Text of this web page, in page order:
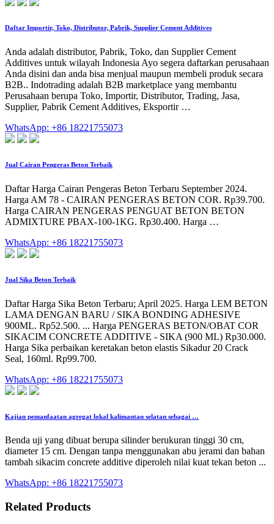
Daftar Importir, Toko, Distributor, Pabrik, Supplier Cement Additives
Anda adalah distributor, Pabrik, Toko, dan Supplier Cement
Additives untuk wilayah Indonesia Ayo segera daftarkan perusahaan
Anda disini dan anda bisa menjual maupun membeli produk secara
B2B.. Indotrading adalah B2B marketplace yang membantu
Perusahaan berupa Toko, Importir, Distributor, Trading, Jasa,
Supplier, Pabrik Cement Additives, Eksportir …
WhatsApp: +86 18221755073
Jual Cairan Pengeras Beton Terbaik
Daftar Harga Cairan Pengeras Beton Terbaru September 2024.
Harga AM 78 - CAIRAN PENGERAS BETON COR. Rp39.700.
Harga CAIRAN PENGERAS PENGUAT BETON BETON
ADMIXTURE PBAX-100-1KG. Rp30.400. Harga …
WhatsApp: +86 18221755073
Jual Sika Beton Terbaik
Daftar Harga Sika Beton Terbaru; April 2025. Harga LEM BETON
LAMA DENGAN BARU / SIKA BONDING ADHESIVE
900ML. Rp52.500. ... Harga PENGERAS BETON/OBAT COR
SIKACIM CONCRETE ADDITIVE - SIKA (900 ML) Rp30.000.
Harga Sika perbaikan keretakan beton elastis Sikadur 20 Crack
Seal, 160ml. Rp99.700.
WhatsApp: +86 18221755073
Kajian pemanfaatan agregat lokal kalimantan selatan sebagai …
Benda uji yang dibuat berupa silinder berukuran tinggi 30 cm,
diameter 15 cm. Dengan tanpa menggunakan abu jerami dan bahan
tambah sikacim concrete additive diperoleh nilai kuat tekan beton ...
WhatsApp: +86 18221755073
Related Products